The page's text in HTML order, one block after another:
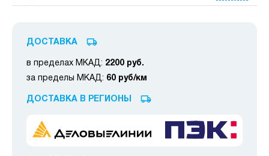
ДОСТАВКА
в пределах МКАД: 2200 руб.
за пределы МКАД: 60 руб/км
ДОСТАВКА В РЕГИОНЫ